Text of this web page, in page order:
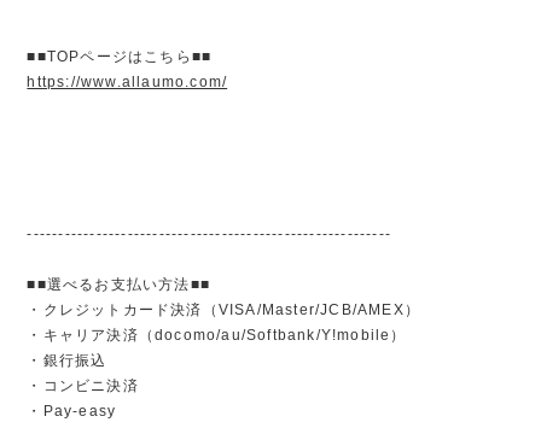
■■TOPページはこちら■■
https://www.allaumo.com/
----------------------------------------------------------
■■選べるお支払い方法■■
・クレジットカード決済（VISA/Master/JCB/AMEX）
・キャリア決済（docomo/au/Softbank/Y!mobile）
・銀行振込
・コンビニ決済
・Pay-easy